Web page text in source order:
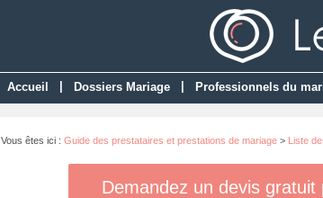
Accueil Dossiers Mariage Professionnels du
Vous êtes ici : Guide des prestataires et prestations de mariage> Liste
Demandez un devis